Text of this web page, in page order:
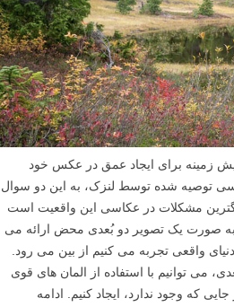
زمینه برای ایجاد عمق در عکس خود
توصیه شده توسط لنزک، به این دو سوال
مشکلات در عکاسی این واقعیت است
صورت یک تصویر دو بُعدی محض ارائه می
واقعی تجربه می کنیم از بین می رود.
می توانیم با استفاده از المان های قوی
که وجود ندارد، ایجاد کنیم. ادامه